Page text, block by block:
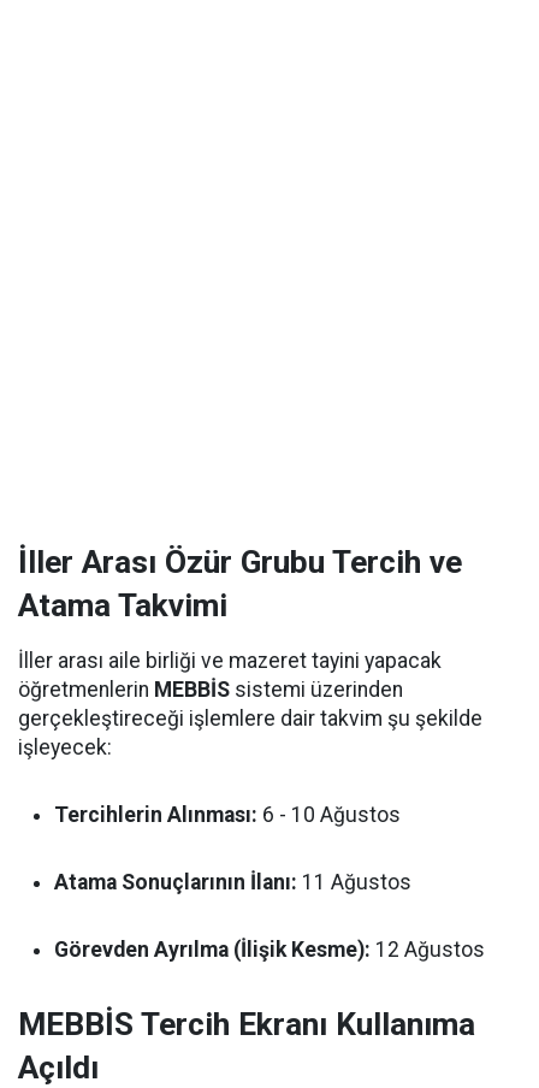
İller Arası Özür Grubu Tercih ve
Atama Takvimi
İller arası aile birliği ve mazeret tayini yapacak
öğretmenlerin MEBBİS sistemi üzerinden
gerçekleştireceği işlemlere dair takvim şu şekilde
işleyecek:
Tercihlerin Alınması: 6 - 10 Ağustos
Atama Sonuçlarının İlanı: 11 Ağustos
Görevden Ayrılma (İlişik Kesme): 12 Ağustos
MEBBİS Tercih Ekranı Kullanıma
Açıldı